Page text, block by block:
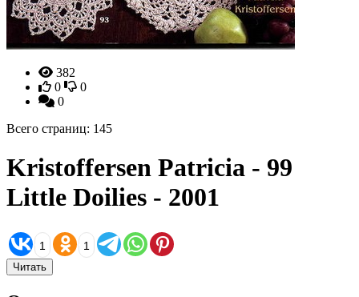
382
0
0
0
Всего страниц: 145
Kristoffersen Patricia - 99
Little Doilies - 2001
1 1
Читать